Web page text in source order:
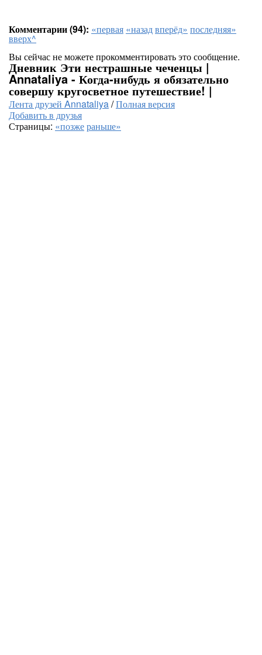
Комментарии (94): «первая «назадвперёд» последняя»
вверх^
Вы сейчас не можете прокомментировать это сообщение.
Дневник Эти нестрашные чеченцы |
Annataliya - Когда-нибудь я обязательно
совершу кругосветное путешествие! |
Лента друзей Annataliya/Полная версия
Добавить в друзья
Страницы: «позжераньше»